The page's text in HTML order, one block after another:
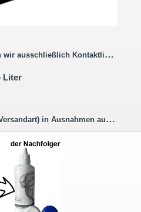
ohne Pflegemittel.
Liter
in Ausnahmen auch länger.